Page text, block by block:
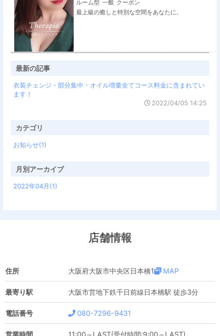
ルーム型 一般 クーポン
最上級の癒しと特別な空間をあなたに。
最新の記事
衣装チェンジ・部分集中・オイル増量全てコース料金に含まれてい
ます！
2022/04/05 14:25
カテゴリ
お知らせ(1)
月別アーカイブ
2022年04月(1)
店舗情報
住所 大阪府大阪市中央区日本橋1 MAP
最寄り駅 大阪市営地下鉄千日前線日本橋駅 徒歩3分
電話番号 080-7296-9431
営業時間 11:00～LAST(受付時間:9:00～LAST)